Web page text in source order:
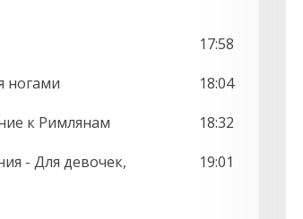
17:58
ногами
18:04
к Римлянам
18:32
- Для девочек,
19:01